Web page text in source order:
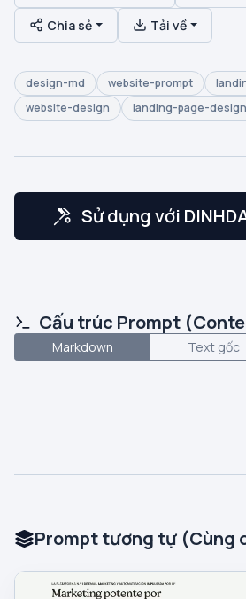
Chia sẻ Tải về
design-md website-prompt
website-design
landing-page-design
Sử dụng với
Cấu trúc Prompt
Markdown Text gốc
Prompt tương tự (Cùng